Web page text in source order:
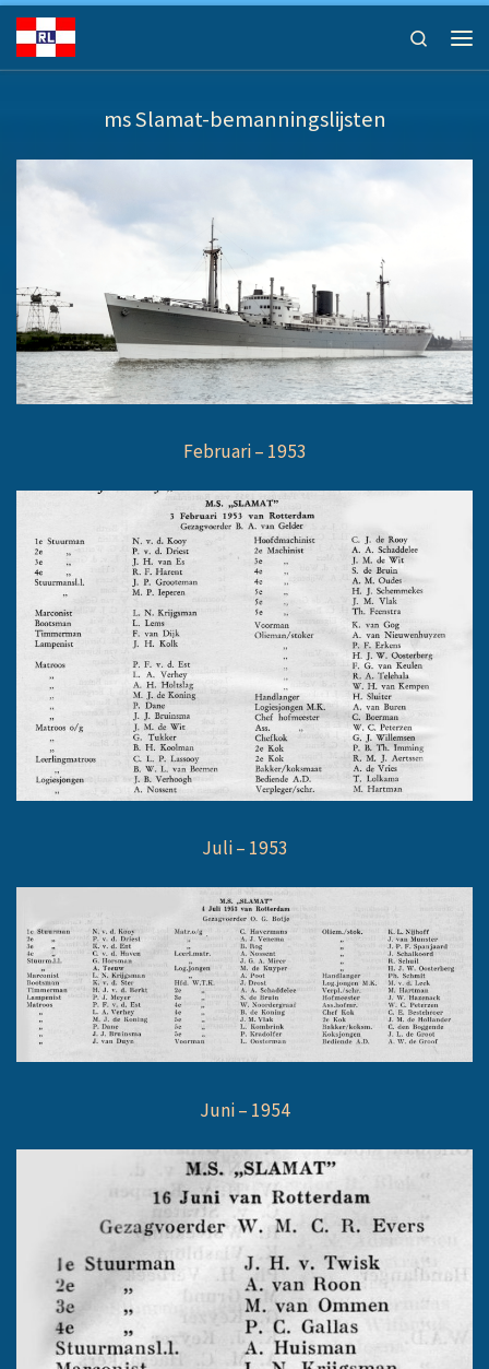
Ga naar inhoud
Search
ms Slamat-bemanningslijsten
Februari – 1953
Juli – 1953
Juni – 1954